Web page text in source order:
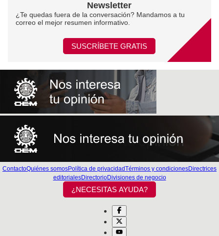
Newsletter
¿Te quedas fuera de la conversación? Mandamos a tu
correo el mejor resumen informativo.
SUSCRÍBETE GRATIS
ContactoQuiénes somosPolítica de privacidadTérminos y condicionesDirectrices
editorialesDirectorioDivisiones de negocio
¿NECESITAS AYUDA?